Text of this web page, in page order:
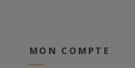
MON COMPTE